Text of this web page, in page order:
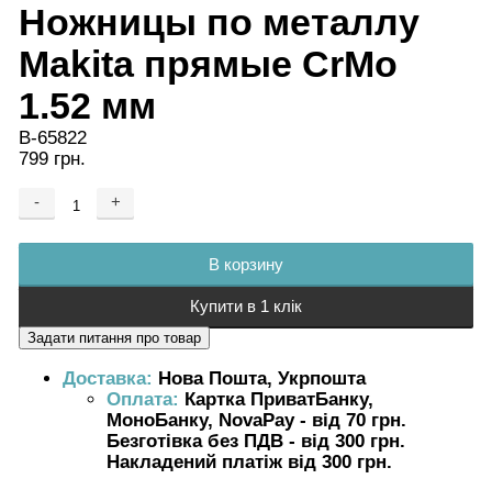
Ножницы по металлу
Makita прямые CrMo
1.52 мм
B-65822
799 грн.
- +
В корзину
Купити в 1 клік
Доставка: Нова Пошта, Укрпошта
Оплата: Картка ПриватБанку,
МоноБанку, NovaPay - від 70 грн.
Безготівка без ПДВ - від 300 грн.
Накладений платіж від 300 грн.